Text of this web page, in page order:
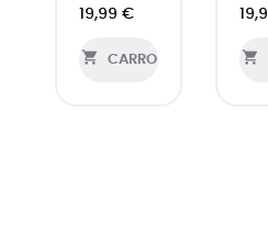
19,99 €
 CARRO 